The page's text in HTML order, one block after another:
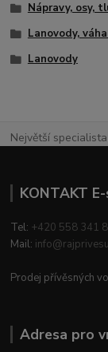
Nápravy, osy,
Lanovody,
Lanovody
Největší
KONTAKT
Tel: +420 558 341
Mail:
Prodej přívěsných
Adresa pro